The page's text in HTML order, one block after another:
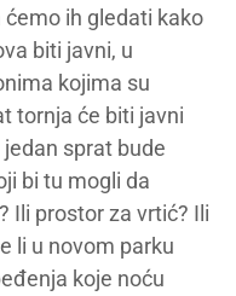
ćemo ih gledati kako
biti javni, u
kojima su
tornja će biti javni
sprat bude
bi tu mogli da
Ili prostor za vrtić? Ili
li u novom parku
koje noću